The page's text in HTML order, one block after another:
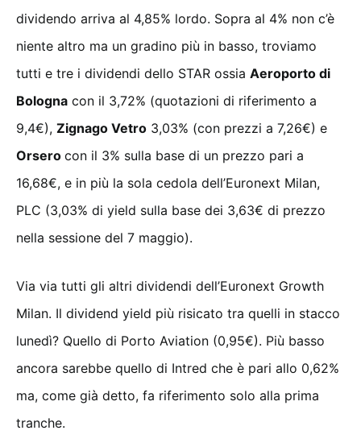
dividendo arriva al 4,85% lordo. Sopra al 4% non c’è
niente altro ma un gradino più in basso, troviamo
tutti e tre i dividendi dello STAR ossia Aeroporto di
Bologna con il 3,72% (quotazioni di riferimento a
9,4€), Zignago Vetro 3,03% (con prezzi a 7,26€) e
Orsero con il 3% sulla base di un prezzo pari a
16,68€, e in più la sola cedola dell’Euronext Milan,
PLC (3,03% di yield sulla base dei 3,63€ di prezzo
nella sessione del 7 maggio).
Via via tutti gli altri dividendi dell’Euronext Growth
Milan. Il dividend yield più risicato tra quelli in stacco
lunedì? Quello di Porto Aviation (0,95€). Più basso
ancora sarebbe quello di Intred che è pari allo 0,62%
ma, come già detto, fa riferimento solo alla prima
tranche.